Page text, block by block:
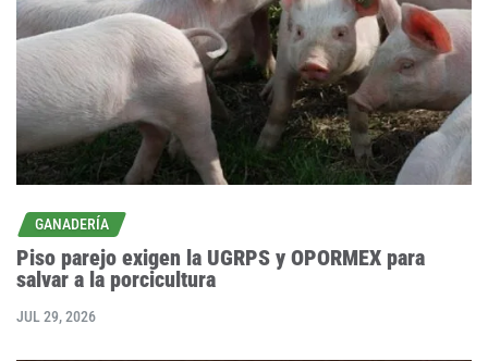
GANADERÍA
Piso parejo exigen la UGRPS y OPORMEX para
salvar a la porcicultura
JUL 29, 2026